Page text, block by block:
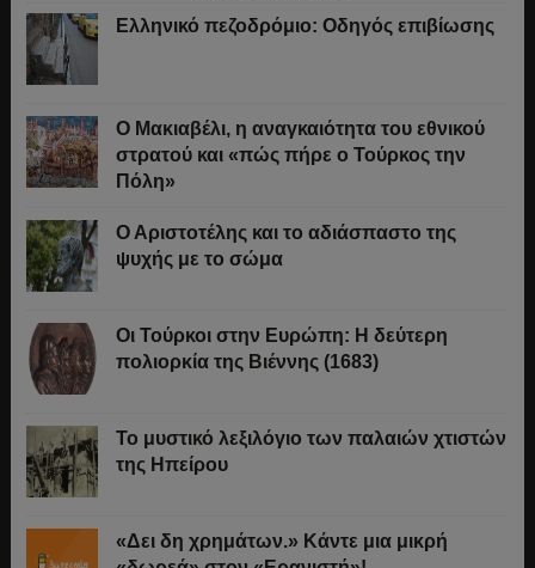
Ελληνικό πεζοδρόμιο: Οδηγός επιβίωσης
Ο Μακιαβέλι, η αναγκαιότητα του εθνικού
στρατού και «πώς πήρε ο Τούρκος την
Πόλη»
Ο Αριστοτέλης και το αδιάσπαστο της
ψυχής με το σώμα
Οι Τούρκοι στην Ευρώπη: Η δεύτερη
πολιορκία της Βιέννης (1683)
Το μυστικό λεξιλόγιο των παλαιών χτιστών
της Ηπείρου
«Δει δη χρημάτων.» Κάντε μια μικρή